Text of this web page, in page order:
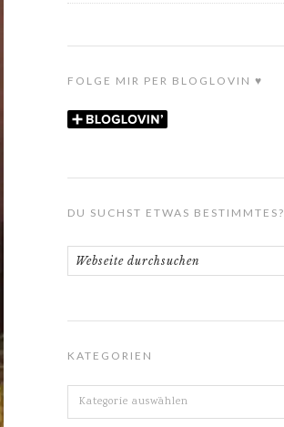
FOLGE MIR PER BLOGLOVIN ♥
DU SUCHST ETWAS BESTIMMTES?
KATEGORIEN
Kategorien